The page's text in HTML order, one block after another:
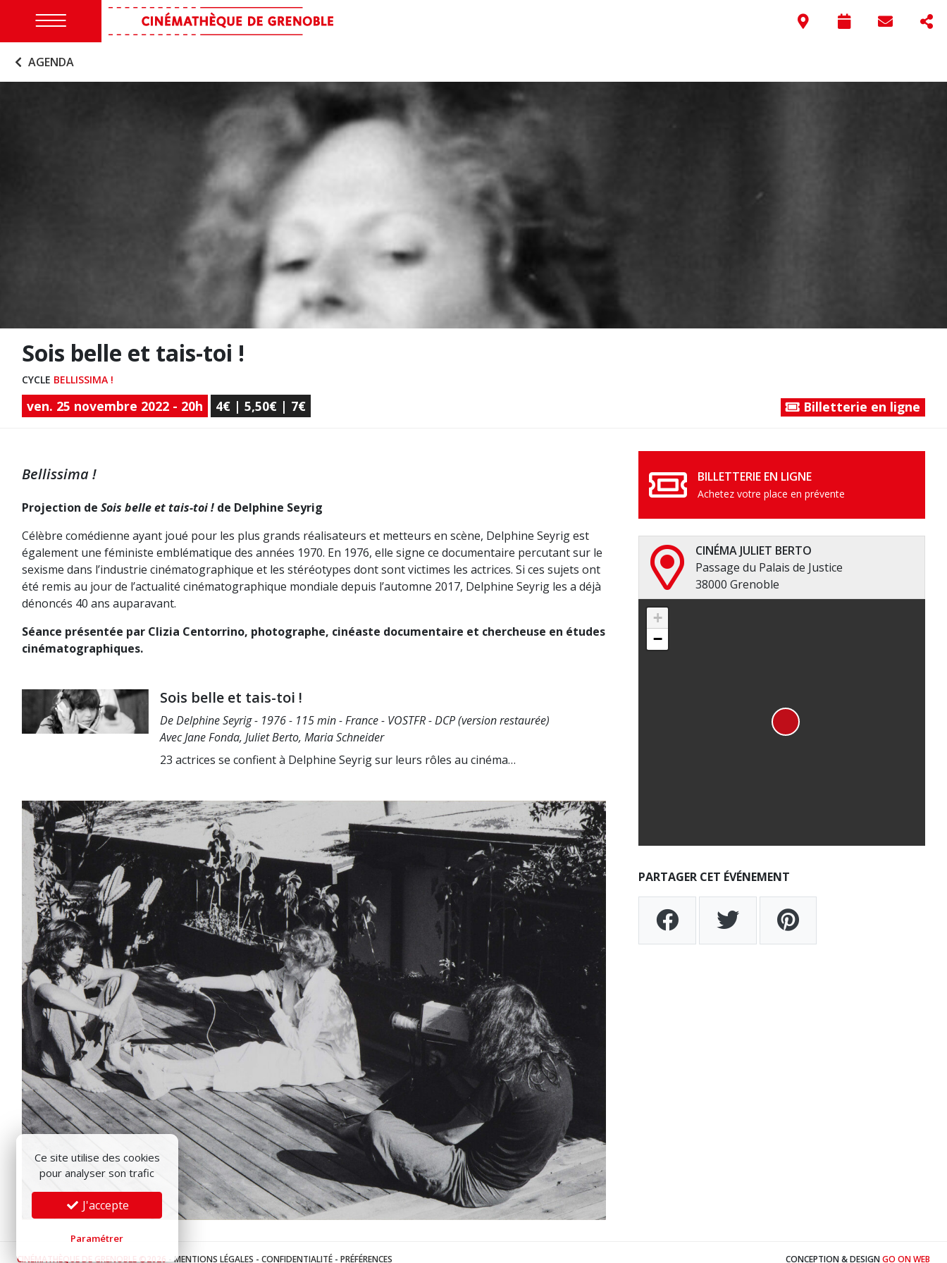
AGENDA
Sois belle et tais-toi !
CYCLE BELLISSIMA !
ven. 25 novembre 2022 - 20h 4€ | 5,50€ | 7€ Billetterie en ligne
Bellissima !
Projection de Sois belle et tais-toi ! de Delphine Seyrig
Célèbre comédienne ayant joué pour les plus grands réalisateurs et metteurs en scène, Delphine Seyrig est
également une féministe emblématique des années 1970. En 1976, elle signe ce documentaire percutant sur le
sexisme dans l’industrie cinématographique et les stéréotypes dont sont victimes les actrices. Si ces sujets ont
été remis au jour de l’actualité cinématographique mondiale depuis l’automne 2017, Delphine Seyrig les a déjà
dénoncés 40 ans auparavant.
Séance présentée par Clizia Centorrino, photographe, cinéaste documentaire et chercheuse en études
cinématographiques.
Sois belle et tais-toi !
De Delphine Seyrig - 1976 - 115 min - France - VOSTFR - DCP (version restaurée)
Avec Jane Fonda, Juliet Berto, Maria Schneider
23 actrices se confient à Delphine Seyrig sur leurs rôles au cinéma…
BILLETTERIE EN LIGNE
Achetez votre place en prévente
CINÉMA JULIET BERTO
Passage du Palais de Justice
38000 Grenoble
+
−
PARTAGER CET ÉVÉNEMENT
CINÉMATHÈQUE DE GRENOBLE ©2026-MENTIONS LÉGALES - CONFIDENTIALITÉ - PRÉFÉRENCES CONCEPTION & DESIGNGO ON WEB
Ce site utilise des cookies
pour analyser son trafic
J'accepte
Paramétrer